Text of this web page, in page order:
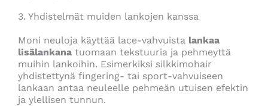
3. Yhdistelmät muiden lankojen kanssa
Moni neuloja käyttää lace-vahvuista lankaa
lisälankana tuomaan tekstuuria ja pehmeyttä
muihin lankoihin. Esimerkiksi silkkimohair
yhdistettynä fingering- tai sport-vahvuiseen
lankaan antaa neuleelle pehmeän utuisen efektin
ja ylellisen tunnun.